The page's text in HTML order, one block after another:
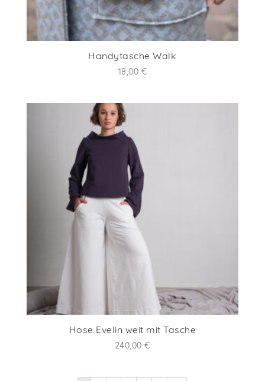
Handytasche Walk
18,00 €
Hose Evelin weit mit Tasche
240,00€